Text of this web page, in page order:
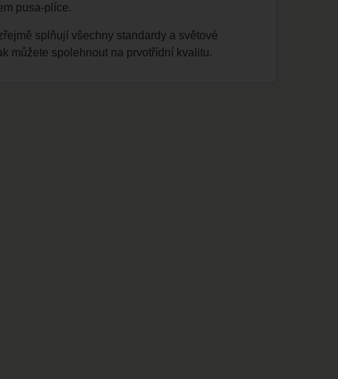
pusa-plíce.
splňují všechny standardy a světové
můžete spolehnout na prvotřídní kvalitu.